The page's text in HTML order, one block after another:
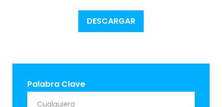
DESCARGAR
Palabra Clave